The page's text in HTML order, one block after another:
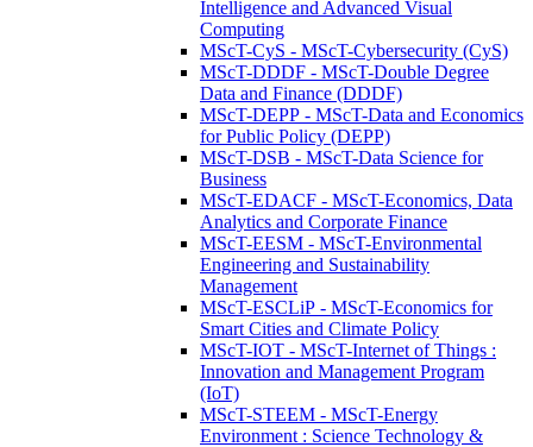
Intelligence and Advanced Visual
Computing
MScT-CyS - MScT-Cybersecurity (CyS)
MScT-DDDF - MScT-Double Degree
Data and Finance (DDDF)
MScT-DEPP - MScT-Data and Economics
for Public Policy (DEPP)
MScT-DSB - MScT-Data Science for
Business
MScT-EDACF - MScT-Economics, Data
Analytics and Corporate Finance
MScT-EESM - MScT-Environmental
Engineering and Sustainability
Management
MScT-ESCLiP - MScT-Economics for
Smart Cities and Climate Policy
MScT-IOT - MScT-Internet of Things :
Innovation and Management Program
(IoT)
MScT-STEEM - MScT-Energy
Environment : Science Technology &